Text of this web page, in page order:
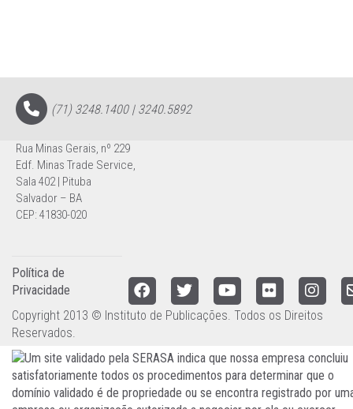
(71) 3248.1400 | 3240.5892
Rua Minas Gerais, nº 229
Edf. Minas Trade Service,
Sala 402 | Pituba
Salvador – BA
CEP: 41830-020
Política de
Privacidade
Copyright 2013 © Instituto de Publicações. Todos os Direitos
Reservados.